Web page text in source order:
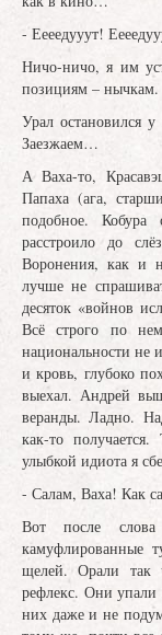
- Еееедууут!
Ничо-ничо, я им
позициям – нычкам.
Урал остановился
Заезжаем…
А Ваха-то,
Папаха (ага,
подобное.
расстроило до
Воронения, как и
лучше не
десяток «войнов
Всё строго по
национальности не
и кровь, глубоко
выехал. Андрей
веранды. Ладно.
как-то
улыбкой идиота я
- Салам, Ваха! Как
Вот после
камуфлированные
щелей. Орали так
рефлекс. Они
них даже и не